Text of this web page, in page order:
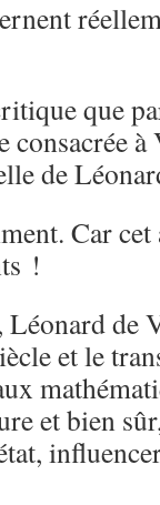
que
consacrée
de
Car
!
de
et le
et bien